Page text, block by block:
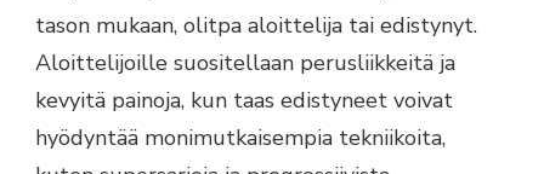
tason mukaan, olitpa aloittelija tai edistynyt.
Aloittelijoille suositellaan perusliikkeitä ja
kevyitä painoja, kun taas edistyneet voivat
hyödyntää monimutkaisempia tekniikoita,